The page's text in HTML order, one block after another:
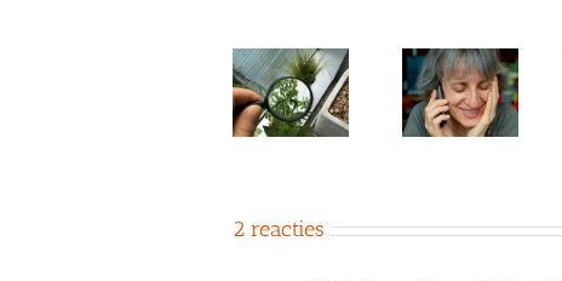
De vier
‘Levensvrienden’
–
Oordeel als
aspect van
2 reacties